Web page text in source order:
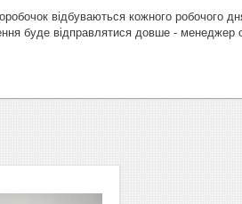
відбуваються кожного робочого
буде відправлятися довше -